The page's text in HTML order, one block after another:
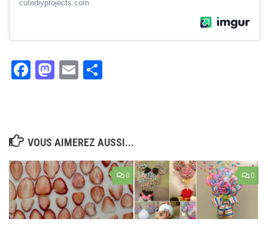
Facebook
Mastodon
Email
VOUS AIMEREZ AUSSI...
0 0